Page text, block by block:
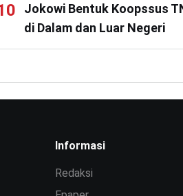
Jokowi Bentuk Koopssus
di Dalam dan Luar Negeri
Informasi
Redaksi